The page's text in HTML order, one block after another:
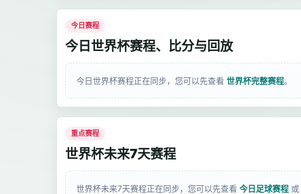
今日赛程
今日世界杯赛程、比分与回放
今日世界杯赛程正在同步，您可以先查看 世界杯完整赛程。
重点赛程
世界杯未来7天赛程
世界杯未来7天赛程正在同步，您可以先查看 今日足球赛程 或